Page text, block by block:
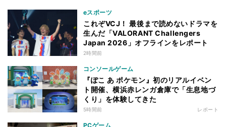
eスポーツ
これぞVCJ！ 最後まで読めないドラマを
生んだ「VALORANT Challengers
Japan 2026」オフラインをレポート
2時間前
コンソールゲーム
『ぽこ あ ポケモン』初のリアルイベン
ト開催、横浜赤レンガ倉庫で「生息地づ
くり」を体験してきた
5時間前 レポート
PCゲーム